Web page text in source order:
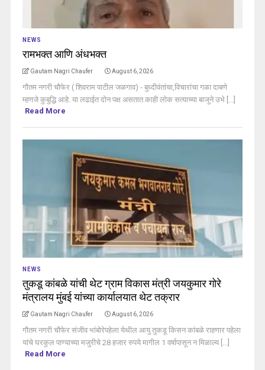
NEWS
रामभक्त आणि अंधभक्त
Gautam Nagri Chaufer August 6, 2026
गौतम नगरी चौफेर ( शिवराम पाटील जळगाव) - बुध्दीवंतांचा,विचारांचा गळा दाबणे
म्हणजे कुबुद्धि आहे. या लढाईत दोन पक्ष असतात.काही लोक सत्याच्या बाजूने उभे [...]
Read More
NEWS
तुकडू कांबळे यांची थेट ग्राम विकास मंत्री जयकुमार गोरे
मंत्रालय मुंबई यांच्या कार्यालयात थेट तक्रार
Gautam Nagri Chaufer August 6, 2026
गौतम नगरी चौफेर संजीव भांबोरेपहेला येथील आयु तुकडू किसन कांबळे राहणार पहेला
यांचे घरकुल पाण्याच्या मजुरीचे 28 हजार रुपये मागील 1 वर्षापासून न मिळाल्य [...]
Read More